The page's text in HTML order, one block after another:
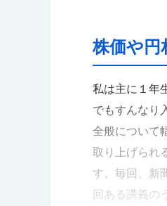
株価や円
私は主に１年
でもすんなり
全般について
取り上げられ
す。毎回、新
回ある講義の